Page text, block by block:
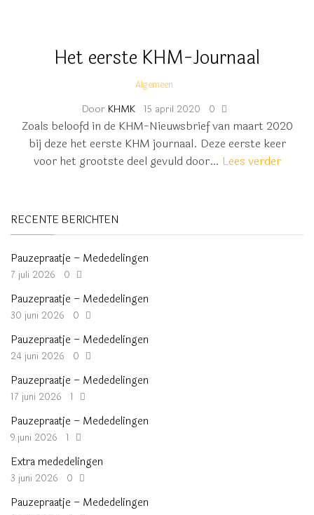
Het eerste KHM-Journaal
Algemeen
Door KHMK 15 april 2020 0
Zoals beloofd in de KHM-Nieuwsbrief van maart 2020
bij deze het eerste KHM journaal. Deze eerste keer
voor het grootste deel gevuld door… Lees verder
RECENTE BERICHTEN
Pauzepraatje – Mededelingen
7 juli 2026 0
Pauzepraatje – Mededelingen
30 juni 2026 0
Pauzepraatje – Mededelingen
24 juni 2026 0
Pauzepraatje – Mededelingen
17 juni 2026 1
Pauzepraatje – Mededelingen
9 juni 2026 1
Extra mededelingen
3 juni 2026 0
Pauzepraatje – Mededelingen